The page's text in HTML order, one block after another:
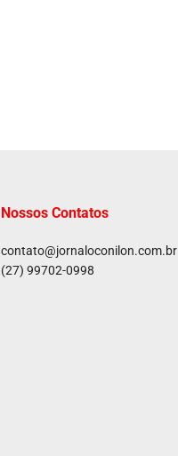
Nossos Contatos
contato@jornaloconilon.com.br
(27) 99702-0998